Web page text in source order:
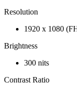
Resolution
1920 x 1080
Brightness
300 nits
Contrast Ratio